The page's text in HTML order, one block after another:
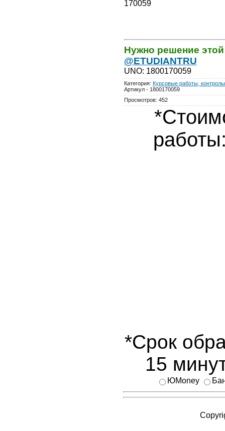
170059
Нужно решение
@ETUDIANTRU
UNO: 1800170059
Категория: Курсовые работы,
Артикул - 1800170059
Просмотров: 452
*Срок
15
ЮMoney